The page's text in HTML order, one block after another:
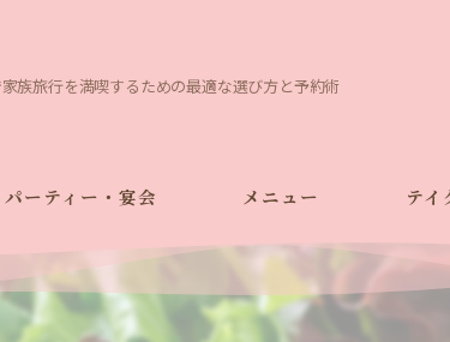
族旅行を満喫するための最適な選び方と予約術
パーティー・宴会 メニュー テイ